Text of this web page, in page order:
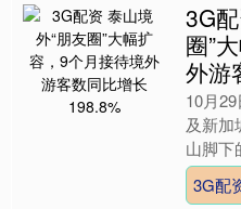
3G
圈”
外游
10月
及新加
山脚下
人祭孔
史时空
3G配